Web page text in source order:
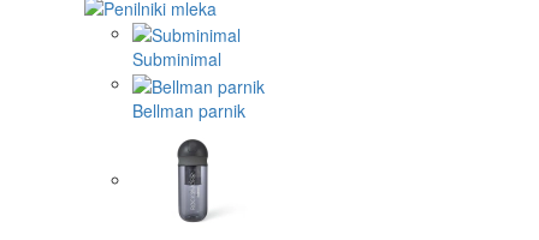
Subminimal
Bellman parnik